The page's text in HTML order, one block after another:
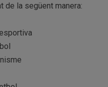
de la següent manera: